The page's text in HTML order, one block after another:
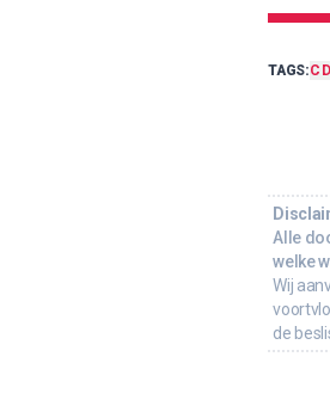
TAGS:
Alle
welke
Wij
de